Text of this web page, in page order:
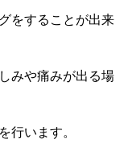
をすることが出来
みや痛みが出る場
行います。